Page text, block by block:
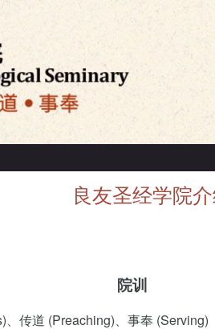
良友圣经学院
院训
传道 (Preaching)、事奉 (Serving)